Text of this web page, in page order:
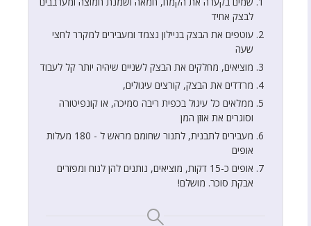
לבצק אחיד
עוטפים את הבצק בניילון נצמד ומעבירים למקרר לחצי
שעה
מוציאים, מחלקים את הבצק לשניים שיהיה יותר קל לעבוד
מרדדים את הבצק, קורצים עיגולים,
ממלאים כל עיגול בכפית ריבה סמיכה, או קונפיטורה
וסוגרים את אוזן המן
מעבירים לתבנית, לתנור שחומם מראש ל - 180 מעלות
אופים
אופים כ-15 דקות, מוציאים, נותנים להן לנוח ומפזרים
אבקת סוכר. מושלם!